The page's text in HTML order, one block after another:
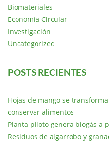
Biomateriales
Economía Circular
Investigación
Uncategorized
POSTS RECIENTES
Hojas de mango se
conservar alimentos
Planta piloto genera biogás a
Residuos de algarrobo y